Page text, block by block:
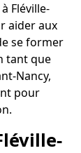
Fléville-
aider aux
se former
tant que
Nancy,
pour